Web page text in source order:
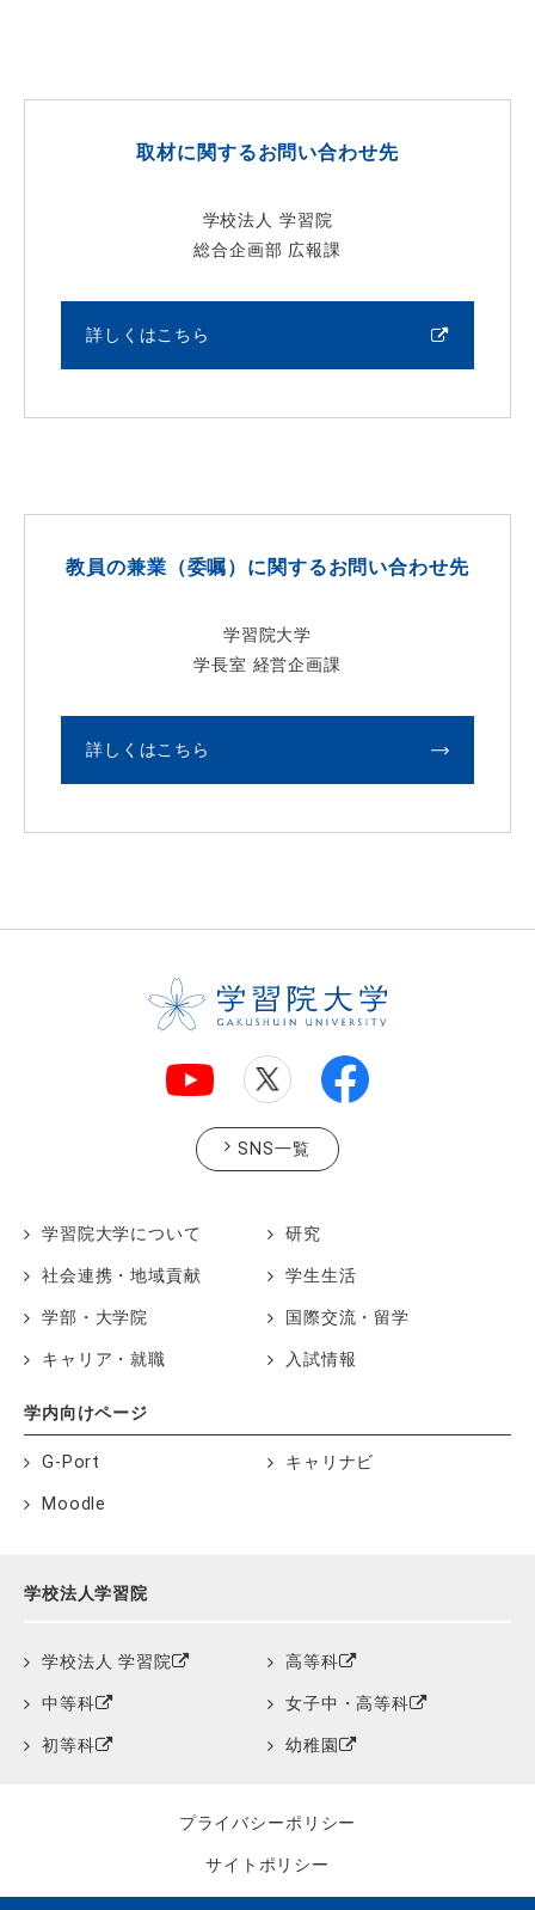
取材に関するお問い合わせ先
学校法人 学習院
総合企画部 広報課
詳しくはこちら
教員の兼業（委嘱）に関するお問い合わせ先
学習院大学
学長室 経営企画課
詳しくはこちら
SNS一覧
学習院大学について 研究
社会連携・地域貢献 学生生活
学部・大学院 国際交流・留学
キャリア・就職 入試情報
学内向けページ
G-Port キャリナビ
Moodle
学校法人学習院
学校法人 学習院 高等科
中等科 女子中・高等科
初等科 幼稚園
プライバシーポリシー
サイトポリシー